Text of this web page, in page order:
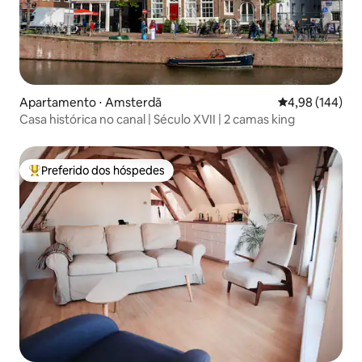
Apartamento ⋅ Amsterdã 4,98 de uma
4,98 (144)
Casa histórica no canal | Século XVII | 2 camas king
Entre os melhores preferidos dos hóspedes
Preferido dos hóspedes